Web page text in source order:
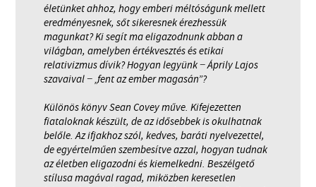
életünket ahhoz, hogy emberi méltóságunk mellett
eredményesnek, sőt sikeresnek érezhessük
magunkat? Ki segít ma eligazodnunk abban a
világban, amelyben értékvesztés és etikai
relativizmus dívik? Hogyan legyünk − Áprily Lajos
szavaival − „fent az ember magasán”?
Különös könyv Sean Covey műve. Kifejezetten
fiataloknak készült, de az idősebbek is okulhatnak
belőle. Az ifjakhoz szól, kedves, baráti nyelvezettel,
de egyértelműen szembesítve azzal, hogyan tudnak
az életben eligazodni és kiemelkedni. Beszélgető
stílusa magával ragad, miközben keresetlen